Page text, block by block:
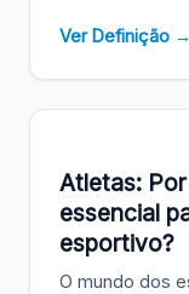
Ver Definição →
Atletas:
essencial
esportivo?
O mundo dos